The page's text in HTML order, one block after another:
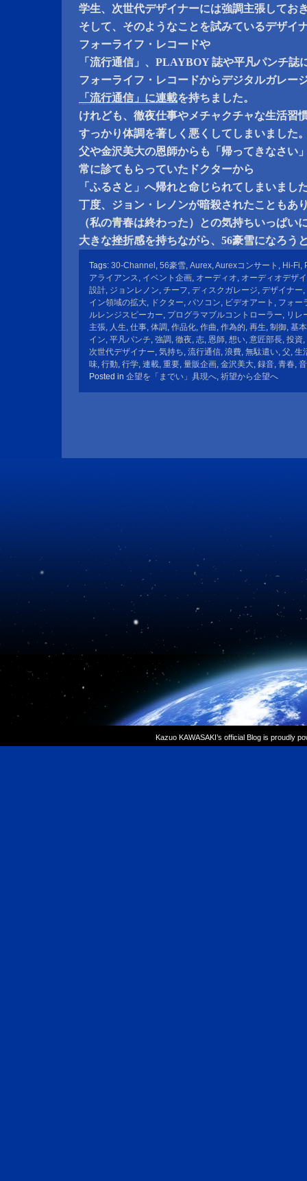
学生、次世代デザイナーには強調主張してお
そして、そのようなことを試みているデザイ
フォーライフ・レコードや
「流行通信」、PLAYBOY 誌や平凡パンチ誌
フォーライフ・レコードからデジタルガレー
「流行通信」に連載を持ちました。
けれども、徹夜仕事やメチャクチャな生活習
すっかり体調を著しく悪くしてしまいました
父や金沢美大の恩師からも「帰ってきなさい
常に診てもらっていたドクターから
「ふるさと」へ帰れと命じられてしまいまし
丁度、ジョン・レノンが暗殺されたこともあ
（私の青春は終わった）との気持ちいっぱい
大きな挫折感を持ちながら、56豪雪になろう
Tags: 30-Channel , 56豪雪, Aurex,Aurexコンサート , Hi-Fi,
アライアンス, イベント企画, オーディオ, オーディオデザ
設計, ジョンレノン, チーフ, ディスクガレージ, デザイナー,
イン領域の拡大, ドクター, パソコン, ビデオアート , フォー
ルレンジスピーカー, プログラマブルコントローラー, リレ
主張, 人生, 仕事, 体調 , 作品化, 作曲, 作為的, 再生, 制御, 基本
イン, 平凡パンチ, 強調 , 徹夜, 志, 恩師, 想い, 意匠部長, 投資,
次世代デザイナー, 気持ち, 流行通信, 浪費, 無駄遣い, 父, 生
味, 行動, 行学, 連載, 重要, 量販企画, 金沢美大, 録音, 青春,
Posted in 企望を「までい」具現へ, 祈望から企望へ
Kazuo KAWASAKI’s official Blog is proudly